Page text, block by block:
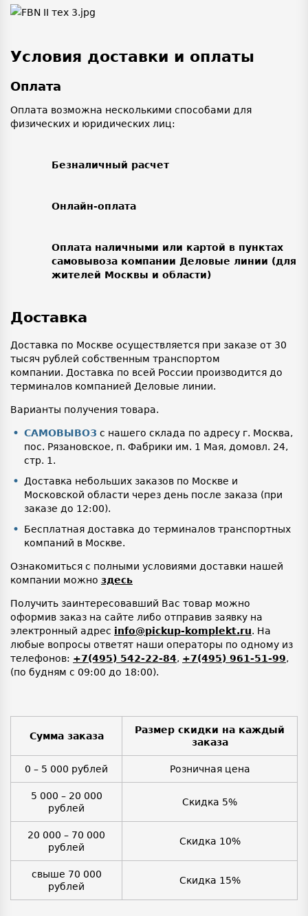
Условия доставки и оплаты
Оплата
Оплата возможна несколькими способами для
физических и юридических лиц:
Безналичный расчет
Онлайн-оплата
Оплата наличными или картой в пунктах
самовывоза компании Деловые линии (для
жителей Москвы и области)
Доставка
Доставка по Москве осуществляется при заказе от 30
тысяч рублей собственным транспортом
компании. Доставка по всей России производится до
терминалов компанией Деловые линии.
Варианты получения товара.
САМОВЫВОЗ с нашего склада по адресу г. Москва,
пос. Рязановское, п. Фабрики им. 1 Мая, домовл. 24,
стр. 1.
Доставка небольших заказов по Москве и
Московской области через день после заказа (при
заказе до 12:00).
Бесплатная доставка до терминалов транспортных
компаний в Москве.
Ознакомиться с полными условиями доставки нашей
компании можно здесь
Получить заинтересовавший Вас товар можно
оформив заказ на сайте либо отправив заявку на
электронный адрес info@pickup-komplekt.ru. На
любые вопросы ответят наши операторы по одному из
телефонов: +7(495) 542-22-84, +7(495) 961-51-99,
(по будням с 09:00 до 18:00).
Сумма заказа
Размер скидки на каждый
заказа
0 – 5 000 рублей Розничная цена
5 000 – 20 000
рублей
Скидка 5%
20 000 – 70 000
рублей
Скидка 10%
свыше 70 000
рублей
Скидка 15%